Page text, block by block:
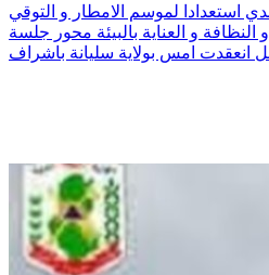
استعدادا لموسم الامطار و التوقي
و العناية بالبيئة محور جلسة